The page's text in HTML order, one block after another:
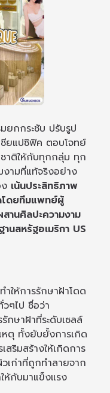
ยกกระชับ ปรับรูป
ชียแปซิฟิค ตอบโจทย์
าติให้กับทุกกลุ่ม ทุก
งามที่แท้จริงอย่าง
เน้นประสิทธิภาพ
โดยทีมแพทย์ผู้
านศิลปะความงาม
นสหรัฐอเมริกา US
ให้การรักษาฝ้าโดด
ๆไป ชื่อว่า
กษาฝ้าที่ระดับเซลล์
หตุ ทั้งยับยั้งการเกิด
สริมสร้างให้เกิดการ
เก่าที่ถูกทำลายจาก
ห้กับมาแข็งแรง